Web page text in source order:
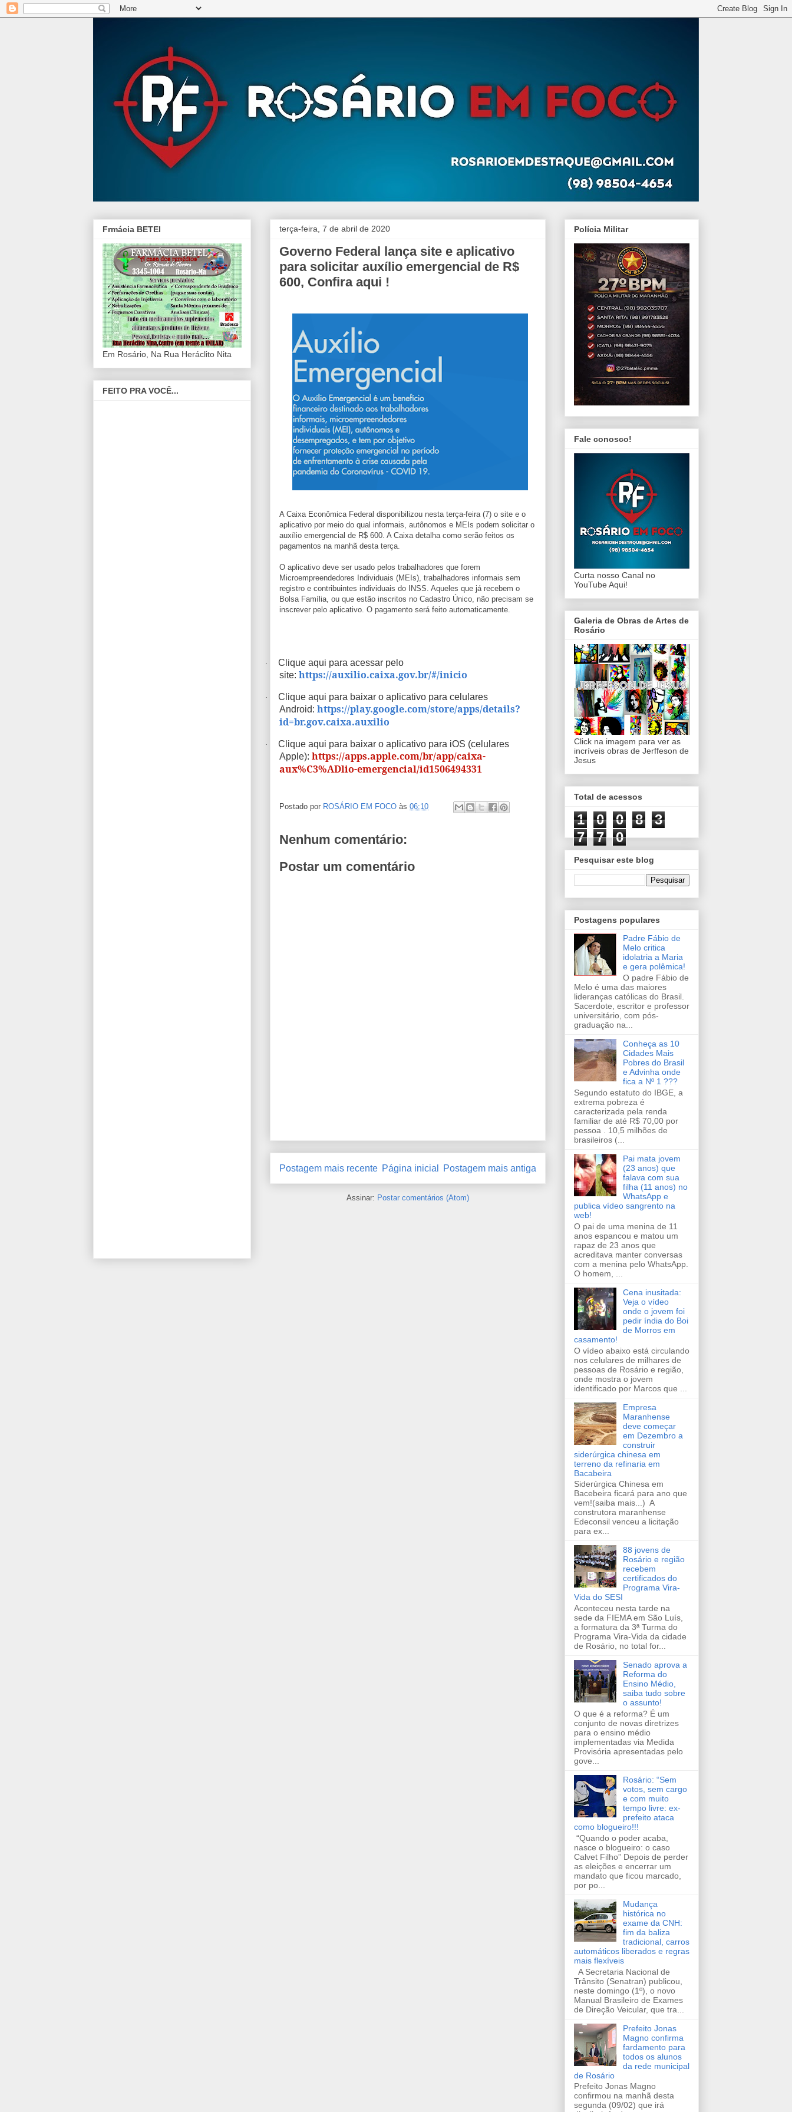
terça-feira, 7 de abril de 2020
Governo Federal lança site e aplicativo
para solicitar auxílio emergencial de R$
600, Confira aqui !
A Caixa Econômica Federal disponibilizou nesta terça-feira (7) o site e o
aplicativo por meio do qual informais, autônomos e MEIs podem solicitar o
auxílio emergencial de R$ 600. A Caixa detalha como serão feitos os
pagamentos na manhã desta terça.
O aplicativo deve ser usado pelos trabalhadores que forem
Microempreendedores Individuais (MEIs), trabalhadores informais sem
registro e contribuintes individuais do INSS. Aqueles que já recebem o
Bolsa Família, ou que estão inscritos no Cadastro Único, não precisam se
inscrever pelo aplicativo. O pagamento será feito automaticamente.
·
Clique aqui para acessar pelo
site: https://auxilio.caixa.gov.br/#/inicio
·
Clique aqui para baixar o aplicativo para celulares
Android: https://play.google.com/store/apps/details?
id=br.gov.caixa.auxilio
·
Clique aqui para baixar o aplicativo para iOS (celulares
Apple): https://apps.apple.com/br/app/caixa-
aux%C3%ADlio-emergencial/id1506494331
Postado por ROSÁRIO EM FOCO às 06:10
Nenhum comentário:
Postar um comentário
Postagem mais recente Postagem mais antiga
Página inicial
Assinar: Postar comentários (Atom)
Frmácia BETEl
Em Rosário, Na Rua Heráclito Nita
FEITO PRA VOCÊ...
Polícia Militar
Fale conosco!
Curta nosso Canal no
YouTube Aqui!
Galeria de Obras de Artes de
Rosário
Click na imagem para ver as
incríveis obras de Jerffeson de
Jesus
Total de acessos
1 0 0 8
3
7
7 0
Pesquisar este blog
Postagens populares
Padre Fábio de
Melo critica
idolatria a Maria
e gera polêmica!
O padre Fábio de
Melo é uma das maiores
lideranças católicas do Brasil.
Sacerdote, escritor e professor
universitário, com pós-
graduação na...
Conheça as 10
Cidades Mais
Pobres do Brasil
e Advinha onde
fica a Nº 1 ???
Segundo estatuto do IBGE, a
extrema pobreza é
caracterizada pela renda
familiar de até R$ 70,00 por
pessoa . 10,5 milhões de
brasileiros (...
Pai mata jovem
(23 anos) que
falava com sua
filha (11 anos) no
WhatsApp e
publica vídeo sangrento na
web!
O pai de uma menina de 11
anos espancou e matou um
rapaz de 23 anos que
acreditava manter conversas
com a menina pelo WhatsApp.
O homem, ...
Cena inusitada:
Veja o vídeo
onde o jovem foi
pedir índia do Boi
de Morros em
casamento!
O vídeo abaixo está circulando
nos celulares de milhares de
pessoas de Rosário e região,
onde mostra o jovem
identificado por Marcos que ...
Empresa
Maranhense
deve começar
em Dezembro a
construir
siderúrgica chinesa em
terreno da refinaria em
Bacabeira
Siderúrgica Chinesa em
Bacebeira ficará para ano que
vem!(saiba mais...) A
construtora maranhense
Edeconsil venceu a licitação
para ex...
88 jovens de
Rosário e região
recebem
certificados do
Programa Vira-
Vida do SESI
Aconteceu nesta tarde na
sede da FIEMA em São Luís,
a formatura da 3ª Turma do
Programa Vira-Vida da cidade
de Rosário, no total for...
Senado aprova a
Reforma do
Ensino Médio,
saiba tudo sobre
o assunto!
O que é a reforma? É um
conjunto de novas diretrizes
para o ensino médio
implementadas via Medida
Provisória apresentadas pelo
gove...
Rosário: “Sem
votos, sem cargo
e com muito
tempo livre: ex-
prefeito ataca
como blogueiro!!!
“Quando o poder acaba,
nasce o blogueiro: o caso
Calvet Filho” Depois de perder
as eleições e encerrar um
mandato que ficou marcado,
por po...
Mudança
histórica no
exame da CNH:
fim da baliza
tradicional, carros
automáticos liberados e regras
mais flexíveis
A Secretaria Nacional de
Trânsito (Senatran) publicou,
neste domingo (1º), o novo
Manual Brasileiro de Exames
de Direção Veicular, que tra...
Prefeito Jonas
Magno confirma
fardamento para
todos os alunos
da rede municipal
de Rosário
Prefeito Jonas Magno
confirmou na manhã desta
segunda (09/02) que irá